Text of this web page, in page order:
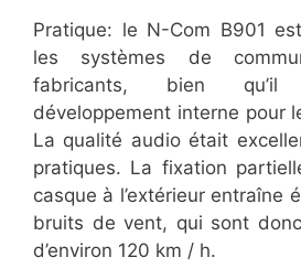
Pratique: le N-Com B901
les systèmes de
fabricants, bien qu’il
développement interne pour
La qualité audio était
pratiques. La fixation
casque à l’extérieur entraîne
bruits de vent, qui sont
d’environ 120 km / h.